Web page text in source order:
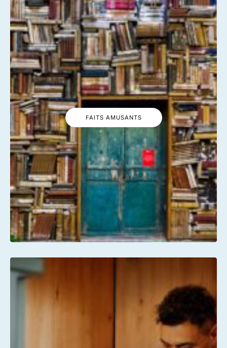
FAITS AMUSANTS